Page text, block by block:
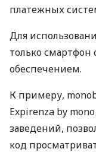
платежных
Для
только
обеспечением.
К примеру,
Expirenza by
заведений,
код